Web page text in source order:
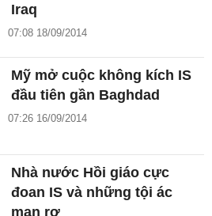
Iraq
07:08 18/09/2014
Mỹ mở cuộc không kích IS
đầu tiên gần Baghdad
07:26 16/09/2014
Nhà nước Hồi giáo cực
đoan IS và những tội ác
man rợ